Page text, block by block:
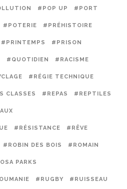
#POP UP #PORT
#POTERIE #PRÉHISTOIRE
#PRINTEMPS #PRISON
#QUOTIDIEN #RACISME
#RÉGIE TECHNIQUE
CLASSES #REPAS #REPTILES
#RÉSISTANCE #RÊVE
#ROBIN DES BOIS #ROMAIN
PARKS
#RUGBY #RUISSEAU